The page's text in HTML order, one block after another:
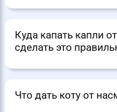
Куда капать капли
сделать это
Что дать коту от